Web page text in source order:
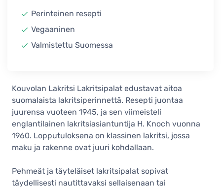
Perinteinen resepti
Vegaaninen
Valmistettu Suomessa
Kouvolan Lakritsi Lakritsipalat edustavat aitoa
suomalaista lakritsiperinnettä. Resepti juontaa
juurensa vuoteen 1945, ja sen viimeisteli
englantilainen lakritsiasiantuntija H. Knoch vuonna
1960. Lopputuloksena on klassinen lakritsi, jossa
maku ja rakenne ovat juuri kohdallaan.
Pehmeät ja täyteläiset lakritsipalat sopivat
täydellisesti nautittavaksi sellaisenaan tai